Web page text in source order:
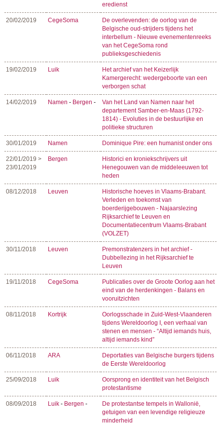
eredienst
20/02/2019 CegeSoma
De overlevenden: de oorlog van de
Belgische oud-strijders tijdens het
interbellum - Nieuwe evenementenreeks
van het CegeSoma rond
publieksgeschiedenis
19/02/2019 Luik
Het archief van het Keizerlijk
Kamergerecht: wedergeboorte van een
verborgen schat
14/02/2019 Namen - Bergen -
Van het Land van Namen naar het
departement Samber-en-Maas (1792-
1814) - Evoluties in de bestuurlijke en
politieke structuren
30/01/2019 Namen Dominique Pire: een humanist onder ons
22/01/2019 >
23/01/2019
Bergen
Historici en kroniekschrijvers uit
Henegouwen van de middeleeuwen tot
heden
08/12/2018 Leuven
Historische hoeves in Vlaams-Brabant.
Verleden en toekomst van
boerderijgebouwen - Najaarslezing
Rijksarchief te Leuven en
Documentatiecentrum Vlaams-Brabant
(VOLZET)
30/11/2018 Leuven
Premonstratenzers in het archief -
Dubbellezing in het Rijksarchief te
Leuven
19/11/2018 CegeSoma
Publicaties over de Groote Oorlog aan het
eind van de herdenkingen - Balans en
vooruitzichten
08/11/2018 Kortrijk
Oorlogsschade in Zuid-West-Vlaanderen
tijdens Wereldoorlog I, een verhaal van
stenen en mensen - “Altijd iemands huis,
altijd iemands kind”
06/11/2018 ARA
Deportaties van Belgische burgers tijdens
de Eerste Wereldoorlog
25/09/2018 Luik
Oorsprong en identiteit van het Belgisch
protestantisme
08/09/2018 Luik - Bergen -
De protestantse tempels in Wallonië,
getuigen van een levendige religieuze
minderheid